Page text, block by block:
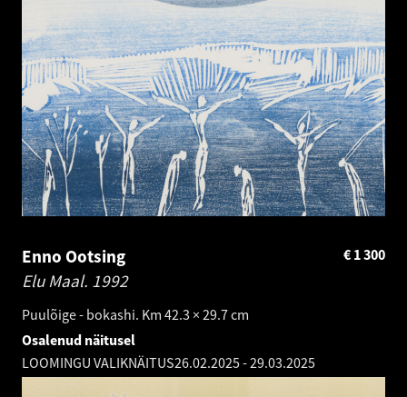
Enno Ootsing
Elu Maal. 1992
Puulõige - bokashi. Km 42.3 × 29.7 cm
1 300
€
Osalenud näitusel
LOOMINGU VALIKNÄITUS26.02.2025-29.03.2025